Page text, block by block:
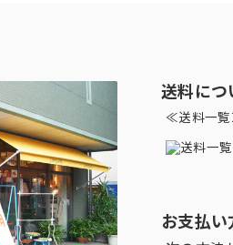
送料につ
≪送料一
お支払い